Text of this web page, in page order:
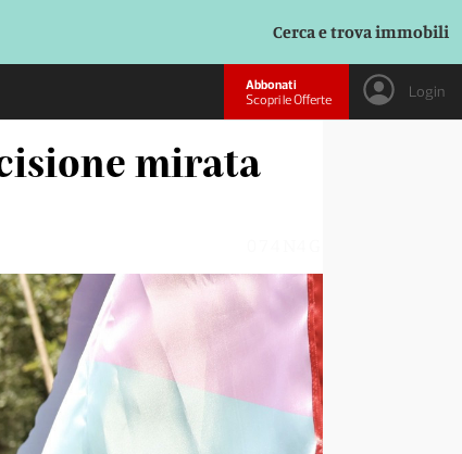
Cerca e trova immobili
Abbonati
Scopri le Offerte
Login
mirata